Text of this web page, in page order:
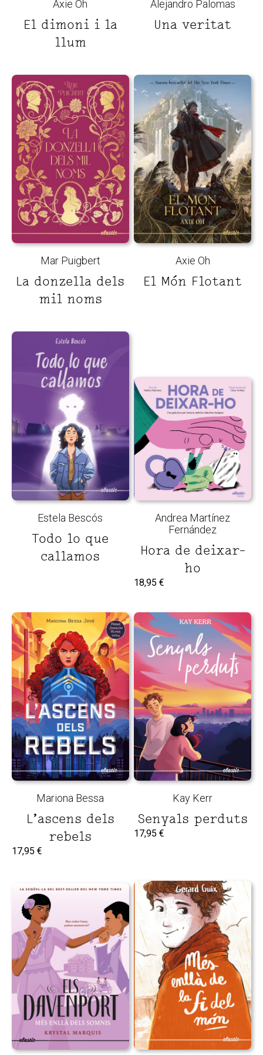
Axie Oh
El dimoni i la
llum
Alejandro Palomas
Una veritat
Mar Puigbert
La donzella dels
mil noms
Axie Oh
El Món Flotant
Estela Bescós
Todo lo que
callamos
Andrea Martínez
Fernández
Hora de deixar-
ho
18,95€
Mariona Bessa
L’ascens dels
rebels
17,95 €
Kay Kerr
Senyals perduts
17,95€